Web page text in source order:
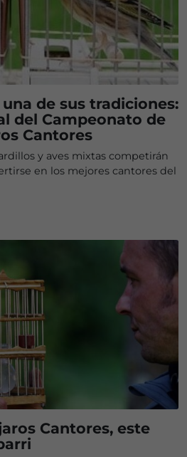
de sus tradiciones:
del Campeonato de
Cantores
y aves mixtas competirán
en los mejores cantores del
Cantores, este